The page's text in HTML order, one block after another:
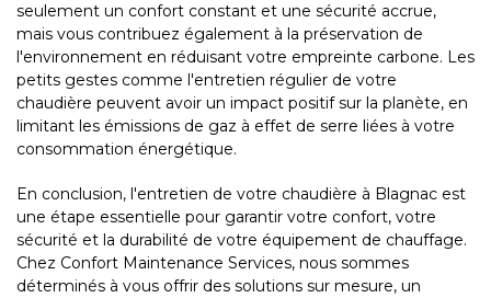
seulement un confort constant et une sécurité accrue,
mais vous contribuez également à la préservation de
l'environnement en réduisant votre empreinte carbone. Les
petits gestes comme l'entretien régulier de votre
chaudière peuvent avoir un impact positif sur la planète, en
limitant les émissions de gaz à effet de serre liées à votre
consommation énergétique.
En conclusion, l'entretien de votre chaudière à Blagnac est
une étape essentielle pour garantir votre confort, votre
sécurité et la durabilité de votre équipement de chauffage.
Chez Confort Maintenance Services, nous sommes
déterminés à vous offrir des solutions sur mesure, un